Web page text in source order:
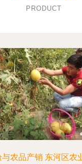
PRODUCT
农品产销 东河区农